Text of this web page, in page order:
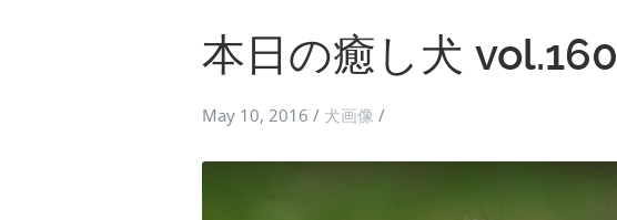
本日の癒し犬 vol.160
May 10, 2016 / 犬画像 /